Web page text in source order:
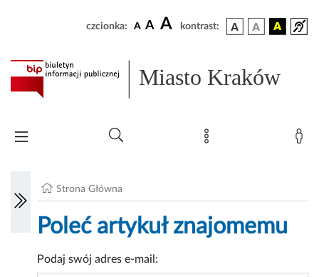
czcionka: A A A kontrast:
Miasto Kraków
Strona Główna
Poleć artykuł znajomemu
Podaj swój adres e-mail: